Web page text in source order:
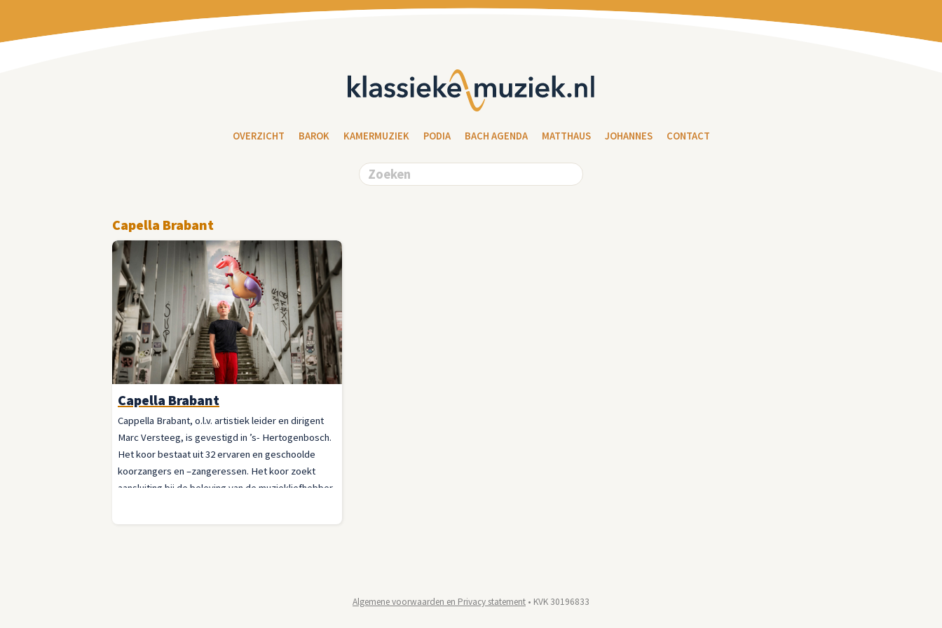
OVERZICHT BAROK KAMERMUZIEK PODIA BACH AGENDA MATTHAUS JOHANNES CONTACT
Capella Brabant
Capella Brabant
Cappella Brabant, o.l.v. artistiek leider en dirigent
Marc Versteeg, is gevestigd in ’s- Hertogenbosch.
Het koor bestaat uit 32 ervaren en geschoolde
koorzangers en –zangeressen. Het koor zoekt
aansluiting bij de beleving van de muziekliefhebber
koorliteratuur. Traditionele koormuziek wordt naar
Algemene voorwaarden en Privacy statement • KVK 30196833